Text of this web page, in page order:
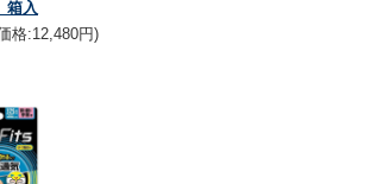
入
格:12,480円)